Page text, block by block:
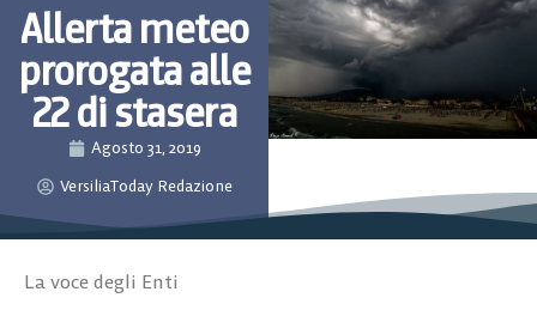
Allerta meteo
prorogata alle
22 di stasera
Agosto 31, 2019
VersiliaToday Redazione
La voce degli Enti